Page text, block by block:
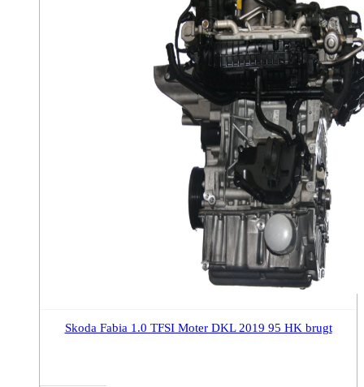
Skoda Fabia 1.0 TFSI Moter DKL 2019 95 HK brugt